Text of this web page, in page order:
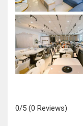
0/5 (0 Reviews)